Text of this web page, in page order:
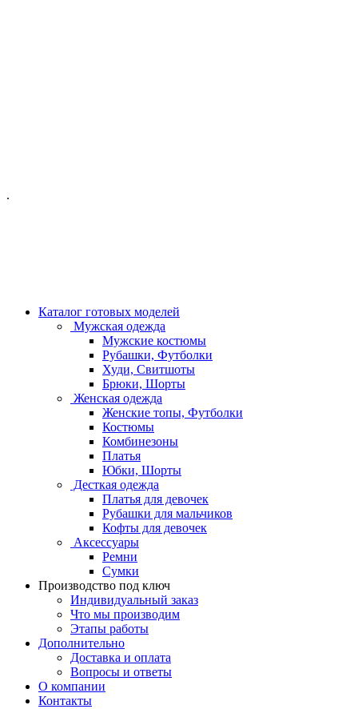
.
Каталог готовых моделей
Мужская одежда
Мужские костюмы
Рубашки, Футболки
Худи, Свитшоты
Брюки, Шорты
Женская одежда
Женские топы, Футболки
Костюмы
Комбинезоны
Платья
Юбки, Шорты
Десткая одежда
Платья для девочек
Рубашки для мальчиков
Кофты для девочек
Аксессуары
Ремни
Сумки
Производство под ключ
Индивидуальный заказ
Что мы производим
Этапы работы
Дополнительно
Доставка и оплата
Вопросы и ответы
О компании
Контакты